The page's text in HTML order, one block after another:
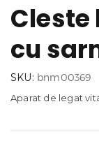
cu
SKU: bnm00369
Aparat de legat